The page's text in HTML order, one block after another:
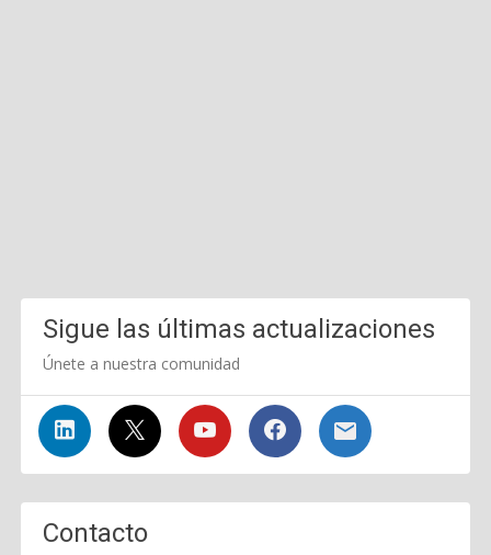
Sigue las últimas actualizaciones
Únete a nuestra comunidad
Contacto